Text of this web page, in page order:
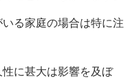
る家庭の場合は特に注
に甚大は影響を及ぼ